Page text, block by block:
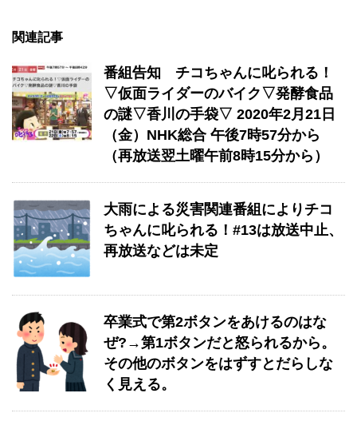
関連記事
番組告知 チコちゃんに叱られる！
▽仮面ライダーのバイク▽発酵食品
の謎▽香川の手袋▽ 2020年2月21日
（金）NHK総合 午後7時57分から
（再放送翌土曜午前8時15分から）
大雨による災害関連番組によりチコ
ちゃんに叱られる！#13は放送中止、
再放送などは未定
卒業式で第2ボタンをあけるのはな
ぜ?→第1ボタンだと怒られるから。
その他のボタンをはずすとだらしな
く見える。